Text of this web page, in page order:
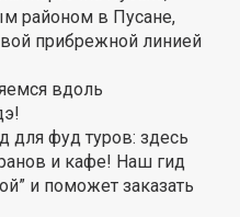
районом в Пусане,
прибрежной линией
вдоль
для фуд туров: здесь
и кафе! Наш гид
и поможет заказать